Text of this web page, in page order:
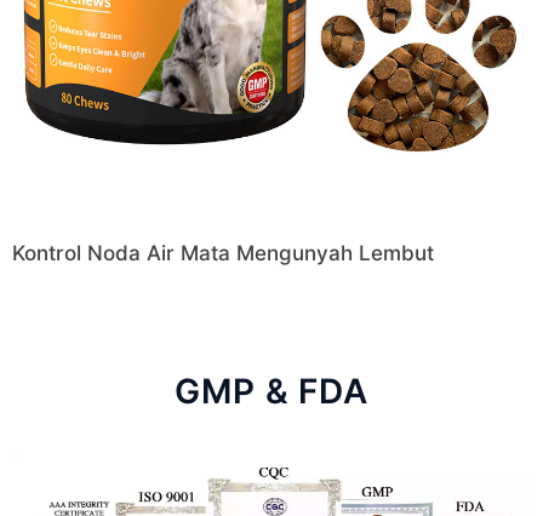
Kontrol Noda Air Mata Mengunyah Lembut
GMP & FDA